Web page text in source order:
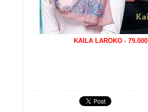
KAILA LAROKO - 79.000